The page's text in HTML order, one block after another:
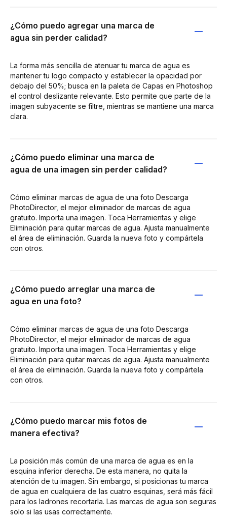
¿Cómo puedo agregar una marca de
agua sin perder calidad?
La forma más sencilla de atenuar tu marca de agua es
mantener tu logo compacto y establecer la opacidad por
debajo del 50%; busca en la paleta de Capas en Photoshop
el control deslizante relevante. Esto permite que parte de la
imagen subyacente se filtre, mientras se mantiene una marca
clara.
¿Cómo puedo eliminar una marca de
agua de una imagen sin perder calidad?
Cómo eliminar marcas de agua de una foto Descarga
PhotoDirector, el mejor eliminador de marcas de agua
gratuito. Importa una imagen. Toca Herramientas y elige
Eliminación para quitar marcas de agua. Ajusta manualmente
el área de eliminación. Guarda la nueva foto y compártela
con otros.
¿Cómo puedo arreglar una marca de
agua en una foto?
Cómo eliminar marcas de agua de una foto Descarga
PhotoDirector, el mejor eliminador de marcas de agua
gratuito. Importa una imagen. Toca Herramientas y elige
Eliminación para quitar marcas de agua. Ajusta manualmente
el área de eliminación. Guarda la nueva foto y compártela
con otros.
¿Cómo puedo marcar mis fotos de
manera efectiva?
La posición más común de una marca de agua es en la
esquina inferior derecha. De esta manera, no quita la
atención de tu imagen. Sin embargo, si posicionas tu marca
de agua en cualquiera de las cuatro esquinas, será más fácil
para los ladrones recortarla. Las marcas de agua son seguras
solo si las usas correctamente.